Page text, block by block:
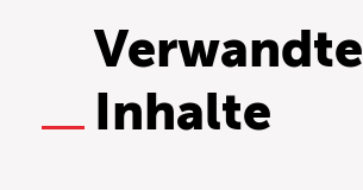
Verwandte
Inhalte